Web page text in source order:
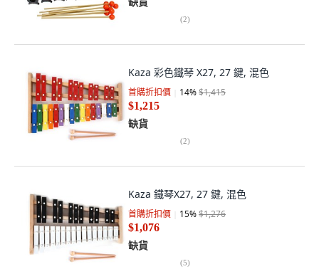
(2)
Kaza 彩色鐵琴 X27, 27 鍵, 混色
首購折扣價 14%$1,415
$1,215
缺貨
(2)
Kaza 鐵琴X27, 27 鍵, 混色
首購折扣價 15%$1,276
$1,076
缺貨
(5)